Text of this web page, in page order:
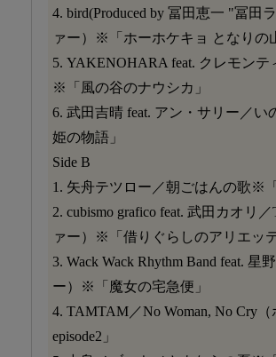
4. bird(Produced by 冨田恵一 "冨
ァー）※「ホーホケキョ となりの
5. YAKENOHARA feat. クレモン
※「風の谷のナウシカ」
6. 武田吉晴 feat. アン・サリー／
姫の物語」
Side B
1. 矢舟テツロー／朝ごはんの歌※
2. cubismo grafico feat. 武田カオリ
ァー）※「借りぐらしのアリエッテ
3. Wack Wack Rhythm Band feat.
ー）※「魔女の宅急便」
4. TAMTAM／No Woman, No Cry
episode2」